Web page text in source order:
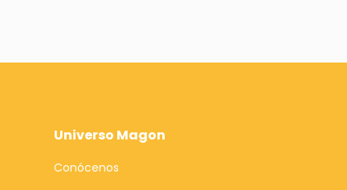
Universo Magon
Conócenos